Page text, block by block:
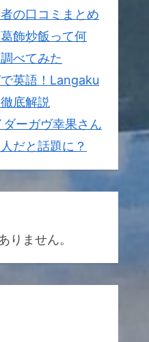
の口コミまとめ
飾炒飯って何
べてみた
で英語！Langaku
底解説
ダーガヴ幸果さん
だと話題に？
りません。